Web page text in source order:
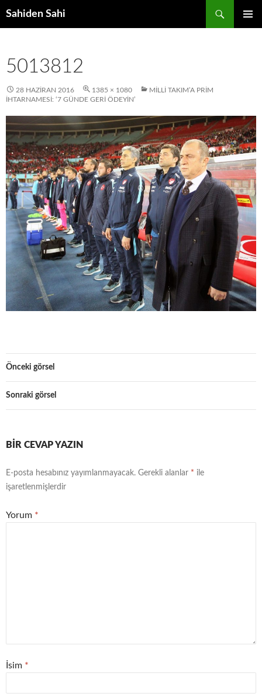
Sahiden Sahi
5013812
28 HAZIRAN 2016 1385 × 1080
MILLI TAKIM’A PRIM
İHTARNAMESI: ‘7 GÜNDE GERI ÖDEYIN’
Önceki görsel
Sonraki görsel
BIR CEVAP YAZIN
E-posta hesabınız yayımlanmayacak. Gerekli alanlar * ile
işaretlenmişlerdir
Yorum *
İsim *